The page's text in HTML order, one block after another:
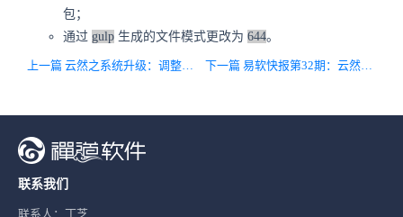
包；
通过 gulp 生成的文件模式更改为 644。
上一篇 云然之系统升级：调整价格，集成然之专业版！ 下一篇 易软快报第32期：云然之升级，调整价格集成专业版。
联系我们
联系人：丁芝